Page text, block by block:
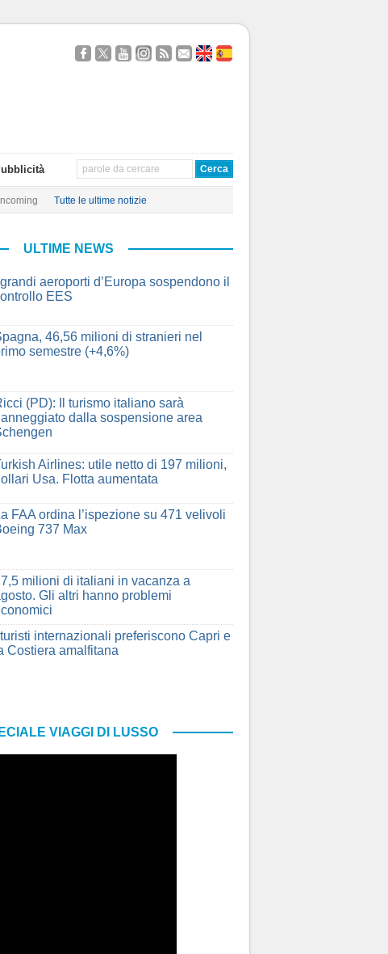
SeguiciSeguiGuardaciSeguiciSeguiContattaci
About
Incoming Tutte le ultime notizie
ULTIME NEWS
I grandi aeroporti d’Europa sospendono il
EES
46,56 milioni di stranieri nel
semestre (+4,6%)
(PD): Il turismo italiano sarà
dalla sospensione area
Airlines: utile netto di 197 milioni,
Usa. Flotta aumentata
FAA ordina l’ispezione su 471 velivoli
737 Max
milioni di italiani in vacanza a
Gli altri hanno problemi
I turisti internazionali preferiscono Capri e
Costiera amalfitana
VIAGGI DI LUSSO